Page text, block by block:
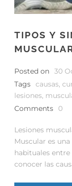
TIPOS Y
Posted on 30
Tags causas,
lesiones,
Comments
0
Lesiones
Muscular es
habituales entre
conocer las